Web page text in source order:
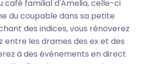
café familial d'Amelia, celle-ci
du coupable dans sa petite
des indices, vous rénoverez
entre les drames des ex et des
à des événements en direct